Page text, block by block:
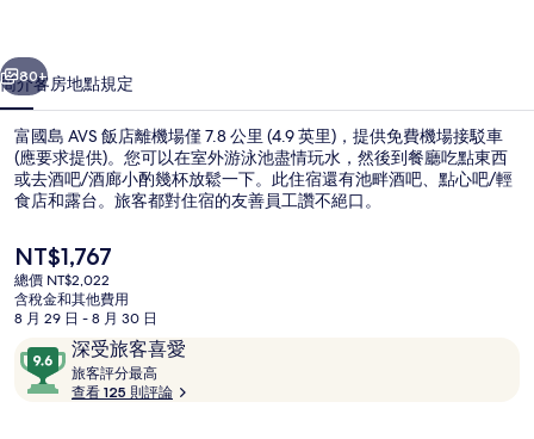
相
片
集
個 下一個
80+
簡介客房地點規定
富國島 AVS 飯店離機場僅 7.8 公里 (4.9 英里)，提供免費機場接駁車
(應要求提供)。您可以在室外游泳池盡情玩水，然後到餐廳吃點東西
或去酒吧/酒廊小酌幾杯放鬆一下。此住宿還有池畔酒吧、點心吧/輕
食店和露台。旅客都對住宿的友善員工讚不絕口。
目
前
的
價
是
NT$1,767
NT$1,767
總價 NT$2,022
含稅金和其他費用
8 月 29 日 - 8 月 30 日
評
論
深受旅客喜愛
9.6
分，
滿
旅客評分最高
客
查看 125 則評論